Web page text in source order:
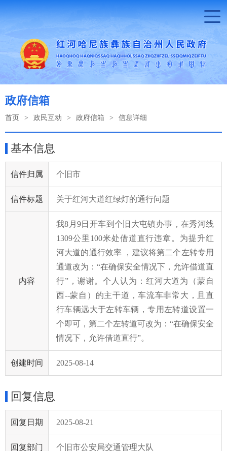
政府信箱
首页 > 政民互动 > 政府信箱 > 信息详细
基本信息
信件归属 个旧市
信件标题 关于红河大道红绿灯的通行问题
内容
我8月9日开车到个旧大屯镇办事，在秀河线
1309公里100米处借道直行违章。为提升红
河大道的通行效率 ，建议将第二个左转专用
通道改为：“在确保安全情况下，允许借道直
行”，谢谢。个人认为：红河大道为（蒙自
西--蒙自）的主干道，车流车非常大，且直
行车辆远大于左转车辆，专用左转道设置一
个即可，第二个左转道可改为：“在确保安全
情况下，允许借道直行”。
创建时间 2025-08-14
回复信息
回复日期 2025-08-21
回复部门 个旧市公安局交通管理大队